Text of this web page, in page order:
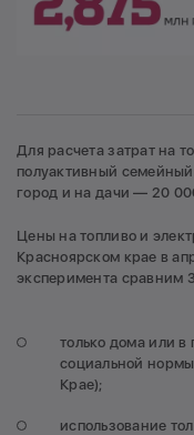
Для расчета затрат на
полуактивный
город и на дачи — 20
Цены на топливо и
Красноярском крае в
эксперимента сравним
только дома или в
социальной
Крае);
использование